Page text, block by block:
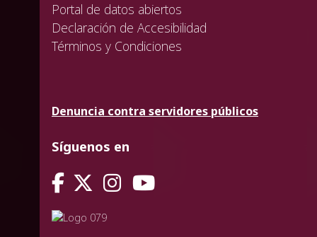
Portal de datos abiertos
Declaración de Accesibilidad
Términos y Condiciones
Denuncia contra servidores públicos
Síguenos en